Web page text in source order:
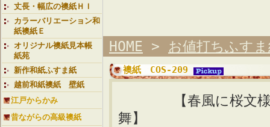
丈長・幅広の襖紙ＨＩ
カラーバリエーション和
紙襖紙Ｅ
オリジナル襖紙見本帳
紙苑
新作和紙ふすま紙
越前和紙襖紙 壁紙
江戸からかみ
昔ながらの高級襖紙
HOME > お値打ちふす
襖紙 COS-209
【春風に桜文
舞】